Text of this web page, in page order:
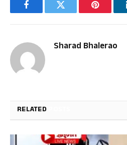
FacebookTwitter Pinterest
Sharad Bhalerao
RELATED